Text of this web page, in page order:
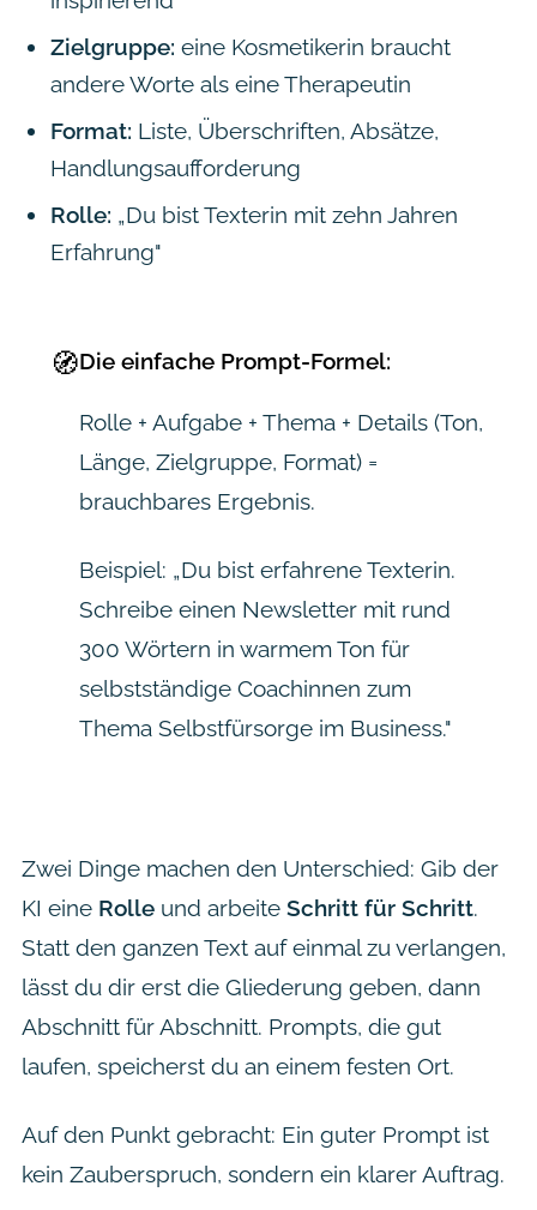
Zielgruppe: eine Kosmetikerin braucht
andere Worte als eine Therapeutin
Format: Liste, Überschriften, Absätze,
Handlungsaufforderung
Rolle: „Du bist Texterin mit zehn Jahren
Erfahrung"
🧭Die einfache Prompt-Formel:
Rolle + Aufgabe + Thema + Details (Ton,
Länge, Zielgruppe, Format) =
brauchbares Ergebnis.
Beispiel: „Du bist erfahrene Texterin.
Schreibe einen Newsletter mit rund
300 Wörtern in warmem Ton für
selbstständige Coachinnen zum
Thema Selbstfürsorge im Business."
Zwei Dinge machen den Unterschied: Gib der
KI eine Rolleund arbeite Schritt für Schritt.
Statt den ganzen Text auf einmal zu verlangen,
lässt du dir erst die Gliederung geben, dann
Abschnitt für Abschnitt. Prompts, die gut
laufen, speicherst du an einem festen Ort.
Auf den Punkt gebracht: Ein guter Prompt ist
kein Zauberspruch, sondern ein klarer Auftrag.